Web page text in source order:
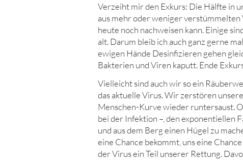
Verzeiht mir den Exkurs: Die Hälfte in
aus mehr oder weniger verstümmelten
heute noch nachweisen kann. Einige
alt. Darum bleib ich auch ganz gerne
ewigen Hände Desinfizieren gehen
Bakterien und Viren kaputt. Ende
Vielleicht sind auch wir so ein
das aktuelle Virus. Wir zerstören
Menschen-Kurve wieder runtersaust.
bei der Infektion –, den exponentiellen
und aus dem Berg einen Hügel zu
eine Chance bekommt, uns eine
der Virus ein Teil unserer Rettung.